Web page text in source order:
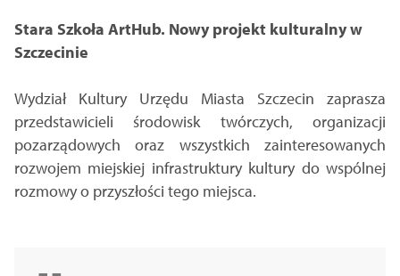
Stara Szkoła ArtHub. Nowy projekt kulturalny w
Szczecinie
Wydział Kultury Urzędu Miasta Szczecin zaprasza
przedstawicieli środowisk twórczych, organizacji
pozarządowych oraz wszystkich zainteresowanych
rozwojem miejskiej infrastruktury kultury do wspólnej
rozmowy o przyszłości tego miejsca.